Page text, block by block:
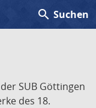
search Suchen
SUB Göttingen
des 18.